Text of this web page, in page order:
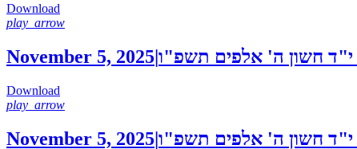
Download
play_arrow
November 5, 2025|י"ד חשון ה' אלפים תשפ"ו
Download
play_arrow
November 5, 2025|י"ד חשון ה' אלפים תשפ"ו